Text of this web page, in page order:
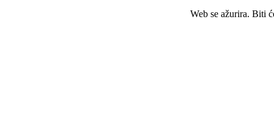
Web se ažurira. Biti